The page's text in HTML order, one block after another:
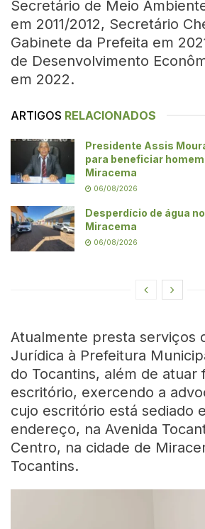
Secretário de Meio
em 2011/2012, Secretário
Gabinete da Prefeita em
de Desenvolvimento
em 2022.
ARTIGOS RELACIONADOS
Presidente Assis
para beneficiar
Miracema
06/08/2026
Desperdício de água
Miracema
06/08/2026
Atualmente presta serviços
Jurídica à Prefeitura
do Tocantins, além de atuar
escritório, exercendo a
cujo escritório está sediado
endereço, na Avenida
Centro, na cidade de
Tocantins.